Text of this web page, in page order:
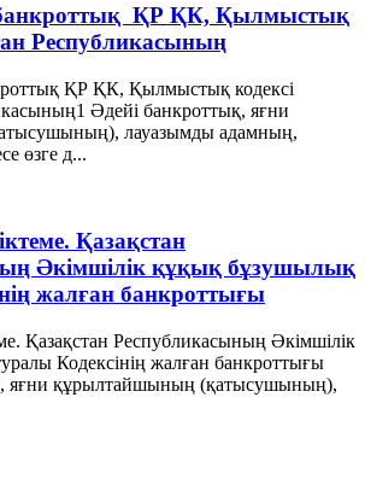
ҚР ҚК, Қылмыстық
Республикасының
ҚР ҚК, Қылмыстық кодексi
Әдейі банкроттық, яғни
лауазымды адамның,
өзге д...
Қазақстан
Әкімшілік құқық бұзушылық
жалған банкроттығы
Қазақстан Республикасының Әкімшілік
Кодексінің жалған банкроттығы
яғни құрылтайшының (қатысушының),